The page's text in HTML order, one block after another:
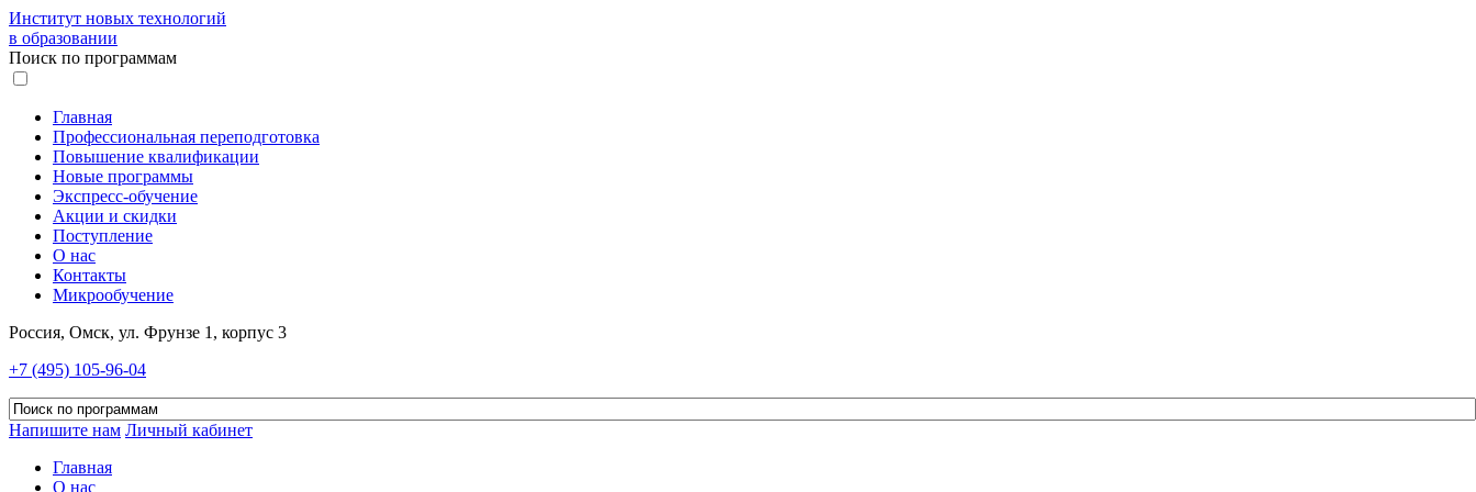
Институт новых технологий
в образовании
Поиск по программам
Главная
Профессиональная переподготовка
Повышение квалификации
Новые программы
Экспресс-обучение
Акции и скидки
Поступление
О нас
Контакты
Микрообучение
Россия, Омск, ул. Фрунзе 1, корпус 3
+7 (495) 105-96-04
Напишите нам Личный кабинет
Главная
О нас